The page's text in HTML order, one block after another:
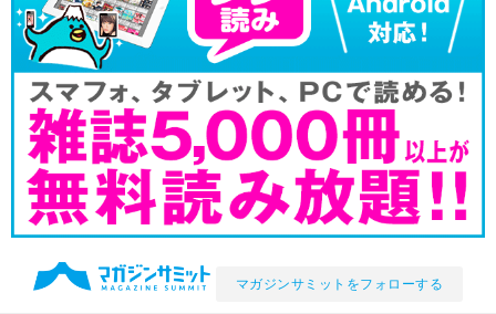
マガジンサミットをフォローする